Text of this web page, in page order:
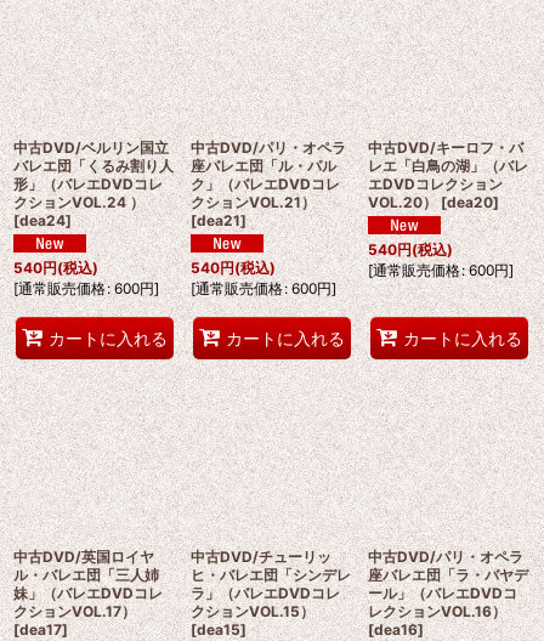
中古DVD/ベルリン国立
バレエ団「くるみ割り人
形」（バレエDVDコレ
クションVOL.24 ）
[dea24]
540円(税込)
[通常販売価格: 600円]
カートに入れる
中古DVD/パリ・オペラ
座バレエ団「ル・パル
ク」（バレエDVDコレ
クションVOL.21）
[dea21]
540円(税込)
[通常販売価格: 600円]
カートに入れる
中古DVD/キーロフ・バ
レエ「白鳥の湖」（バレ
エDVDコレクション
VOL.20） [dea20]
540円(税込)
[通常販売価格: 600円]
カートに入れる
中古DVD/英国ロイヤ
ル・バレエ団「三人姉
妹」（バレエDVDコレ
クションVOL.17）
[dea17]
中古DVD/チューリッ
ヒ・バレエ団「シンデレ
ラ」（バレエDVDコレ
クションVOL.15）
[dea15]
中古DVD/パリ・オペラ
座バレエ団「ラ・バヤデ
ール」（バレエDVDコ
レクションVOL.16）
[dea16]